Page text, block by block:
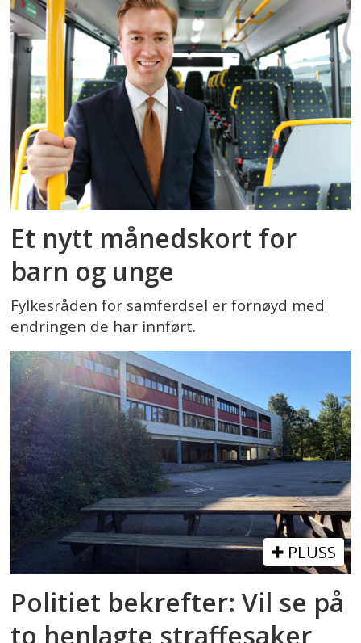
Et nytt månedskort for
barn og unge
Fylkesråden for samferdsel er fornøyd med
endringen de har innført.
PLUSS
Politiet bekrefter: Vil se på
to henlagte straffesaker